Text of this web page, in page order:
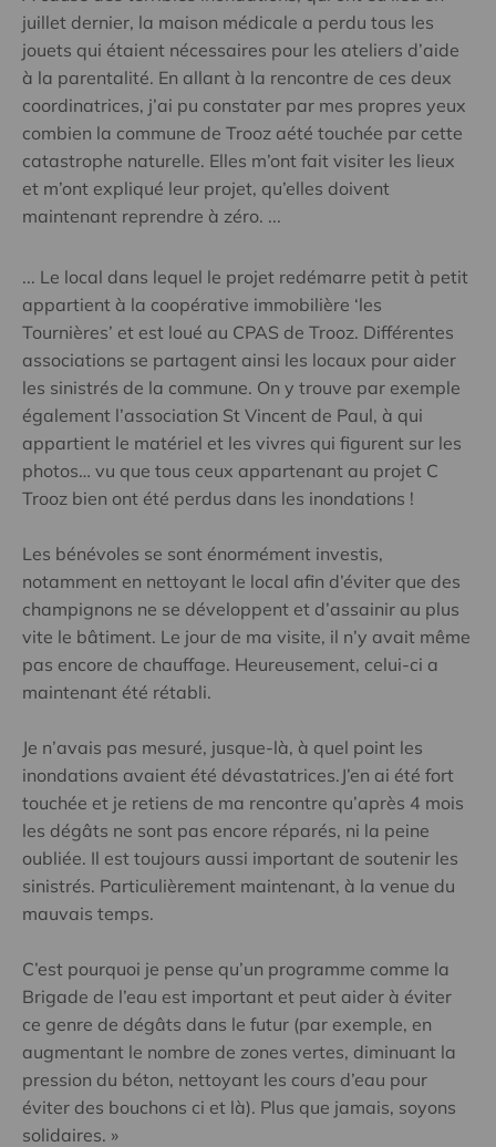
juillet dernier, la maison médicale a perdu tous les
jouets qui étaient nécessaires pour les ateliers d’aide
à la parentalité. En allant à la rencontre de ces deux
coordinatrices, j’ai pu constater par mes propres yeux
combien la commune de Trooz aété touchée par cette
catastrophe naturelle. Elles m’ont fait visiter les lieux
et m’ont expliqué leur projet, qu’elles doivent
maintenant reprendre à zéro. ...
... Le local dans lequel le projet redémarre petit à petit
appartient à la coopérative immobilière ‘les
Tournières’ et est loué au CPAS de Trooz. Différentes
associations se partagent ainsi les locaux pour aider
les sinistrés de la commune. On y trouve par exemple
également l’association St Vincent de Paul, à qui
appartient le matériel et les vivres qui figurent sur les
photos… vu que tous ceux appartenant au projet C
Trooz bien ont été perdus dans les inondations !
Les bénévoles se sont énormément investis,
notamment en nettoyant le local afin d’éviter que des
champignons ne se développent et d’assainir au plus
vite le bâtiment. Le jour de ma visite, il n’y avait même
pas encore de chauffage. Heureusement, celui-ci a
maintenant été rétabli.
Je n’avais pas mesuré, jusque-là, à quel point les
inondations avaient été dévastatrices.J’en ai été fort
touchée et je retiens de ma rencontre qu’après 4 mois
les dégâts ne sont pas encore réparés, ni la peine
oubliée. Il est toujours aussi important de soutenir les
sinistrés. Particulièrement maintenant, à la venue du
mauvais temps.
C’est pourquoi je pense qu’un programme comme la
Brigade de l’eau est important et peut aider à éviter
ce genre de dégâts dans le futur (par exemple, en
augmentant le nombre de zones vertes, diminuant la
pression du béton, nettoyant les cours d’eau pour
éviter des bouchons ci et là). Plus que jamais, soyons
solidaires. »